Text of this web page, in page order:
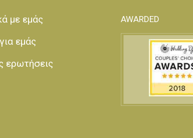
με εμάς
εμάς
ερωτήσεις
AWARDED